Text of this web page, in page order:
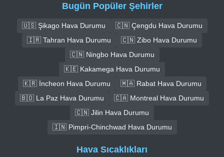
Bugün Popüler Şehirler
🇺🇸 Şikago Hava Durumu
🇨🇳 Çengdu Hava Durumu
🇮🇷 Tahran Hava Durumu
🇨🇳 Zibo Hava Durumu
🇨🇳 Ningbo Hava Durumu
🇰🇪 Kakamega Hava Durumu
🇰🇷 İncheon Hava Durumu
🇲🇦 Rabat Hava Durumu
🇧🇴 La Paz Hava Durumu
🇨🇦 Montreal Hava Durumu
🇨🇳 Jilin Hava Durumu
🇮🇳 Pimpri-Chinchwad Hava Durumu
Hava Sıcaklıkları